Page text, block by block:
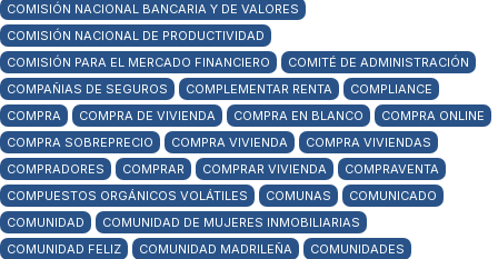
COMISIÓN NACIONAL BANCARIA Y DE VALORES
COMISIÓN NACIONAL DE PRODUCTIVIDAD
COMISIÓN PARA EL MERCADO FINANCIERO
COMITÉ DE ADMINISTRACIÓN
COMPAÑIAS DE SEGUROS
COMPLEMENTAR RENTA
COMPLIANCE
COMPRA
COMPRA DE VIVIENDA COMPRA EN BLANCO
COMPRA ONLINE
COMPRA SOBREPRECIO
COMPRA VIVIENDA
COMPRA VIVIENDAS
COMPRADORES
COMPRAR COMPRAR VIVIENDA
COMPRAVENTA
COMPUESTOS ORGÁNICOS VOLÁTILES
COMUNAS
COMUNICADO
COMUNIDAD
COMUNIDAD DE MUJERES INMOBILIARIAS
COMUNIDAD FELIZ
COMUNIDAD MADRILEÑA
COMUNIDADES